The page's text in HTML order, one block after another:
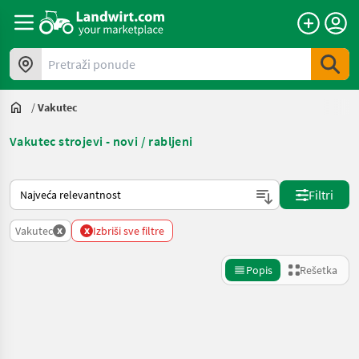
Pretraži ponude
/Vakutec
Vakutec strojevi - novi / rabljeni
Tako se sortira na Landwirt.com
Filtri
Vakutec x x Izbriši sve filtre
Popis Rešetka